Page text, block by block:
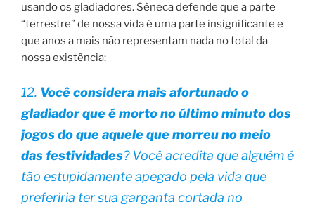
usando os gladiadores. Sêneca defende que a parte
“terrestre” de nossa vida é uma parte insignificante e
que anos a mais não representam nada no total da
nossa existência:
12. Você considera mais afortunado o
gladiador que é morto no último minuto dos
jogos do que aquele que morreu no meio
das festividades? Você acredita que alguém é
tão estupidamente apegado pela vida que
preferiria ter sua garganta cortada no